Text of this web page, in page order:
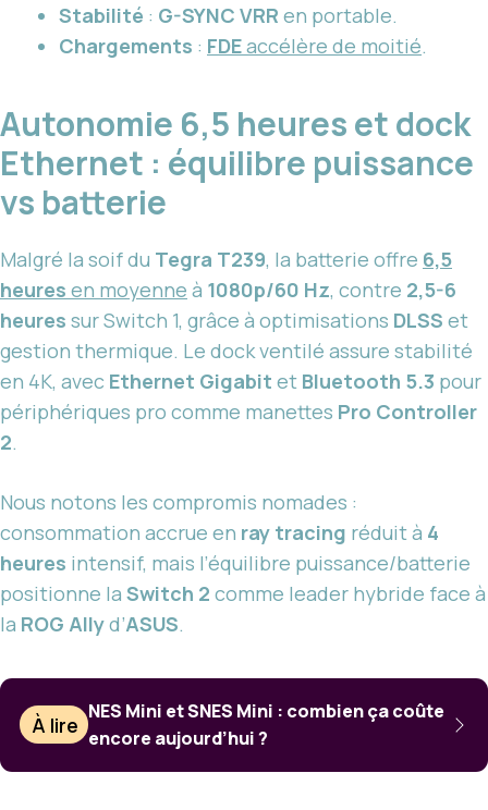
Stabilité : G-SYNC VRR en portable.
Chargements : FDEaccélère de moitié.
Autonomie 6,5 heures et dock
Ethernet : équilibre puissance
vs batterie
Malgré la soif du Tegra T239, la batterie offre 6,5
heures en moyenne à 1080p/60 Hz, contre 2,5-6
heures sur Switch 1, grâce à optimisations DLSS et
gestion thermique. Le dock ventilé assure stabilité
en 4K, avec Ethernet Gigabit et Bluetooth 5.3 pour
périphériques pro comme manettes Pro Controller
2.
Nous notons les compromis nomades :
consommation accrue en ray tracing réduit à 4
heures intensif, mais l’équilibre puissance/batterie
positionne la Switch 2 comme leader hybride face à
la ROG Allyd’ASUS.
À lire
NES Mini et SNES Mini : combien ça coûte
encore aujourd’hui ?